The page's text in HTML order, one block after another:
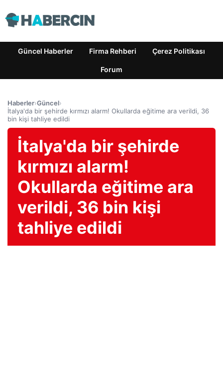
Güncel Haberler Firma Rehberi Çerez Politikası
Forum
Haberler›Güncel›
İtalya'da bir şehirde kırmızı alarm! Okullarda eğitime ara verildi, 36
bin kişi tahliye edildi
İtalya'da bir şehirde
kırmızı alarm!
Okullarda eğitime ara
verildi, 36 bin kişi
tahliye edildi